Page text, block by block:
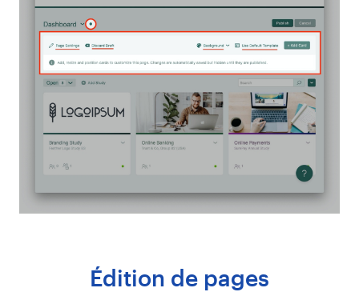
Édition de pages